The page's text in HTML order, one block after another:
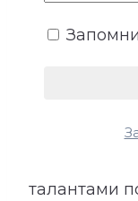
лишних
более
талантами